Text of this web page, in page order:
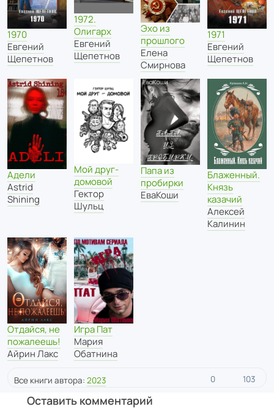
1970
Евгений
Щепетнов
1972.
Олигарх
Евгений
Щепетнов
Эхо из
прошлого
Елена
Смирнова
1971
Евгений
Щепетнов
Адели
Astrid
Shining
Мой друг-
домовой
Гектор
Шульц
Папа из
пробирки
ЕваКоши
Блаженный.
Князь
казачий
Алексей
Калинин
Отдайся, не
пожалеешь!
Айрин Лакс
Игра Пат
Мария
Обатнина
Все книги автора: 2023 0 103
Оставить комментарий